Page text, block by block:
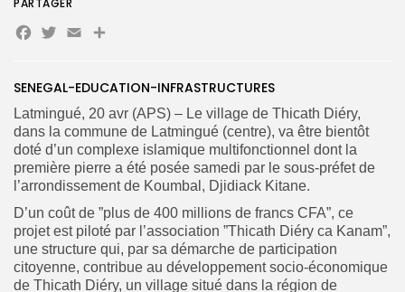
Search
for:
Search
Button
FR
SENEGAL-EDUCATION-INFRASTRUCTURES
Latmingué, 20 avr (APS) – Le village de Thicath Diéry,
dans la commune de Latmingué (centre), va être bientôt
doté d’un complexe islamique multifonctionnel dont la
première pierre a été posée samedi par le sous-préfet de
l’arrondissement de Koumbal, Djidiack Kitane.
D’un coût de ”plus de 400 millions de francs CFA”, ce
projet est piloté par l’association ”Thicath Diéry ca Kanam”,
une structure qui, par sa démarche de participation
citoyenne, contribue au développement socio-économique
de Thicath Diéry, un village situé dans la région de
Facebook
Twitter
EmailPartager